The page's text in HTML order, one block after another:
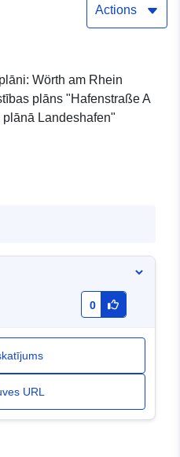
Actions
Wörth am Rhein
plāns "Hafenstraße A
Landeshafen"
0
URL